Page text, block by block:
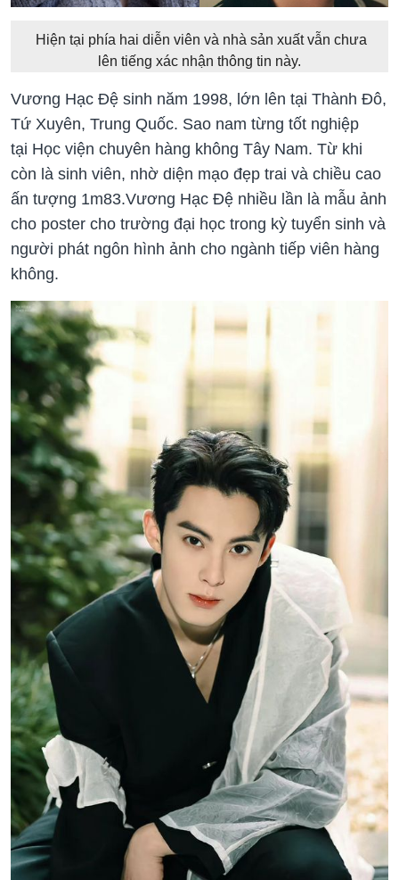
Hiện tại phía hai diễn viên và nhà sản xuất vẫn chưa
lên tiếng xác nhận thông tin này.
Vương Hạc Đệ sinh năm 1998, lớn lên tại Thành Đô,
Tứ Xuyên, Trung Quốc. Sao nam từng tốt nghiệp
tại Học viện chuyên hàng không Tây Nam. Từ khi
còn là sinh viên, nhờ diện mạo đẹp trai và chiều cao
ấn tượng 1m83.Vương Hạc Đệ nhiều lần là mẫu ảnh
cho poster cho trường đại học trong kỳ tuyển sinh và
người phát ngôn hình ảnh cho ngành tiếp viên hàng
không.